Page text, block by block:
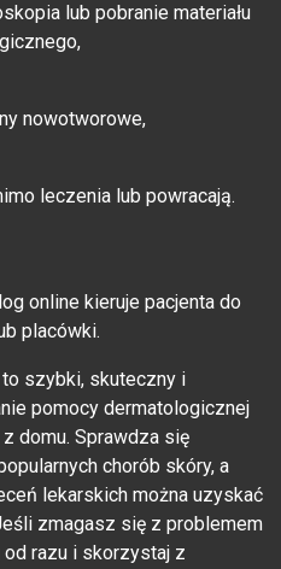
lub pobranie materiału
nowotworowe,
leczenia lub powracają.
online kieruje pacjenta do
placówki.
szybki, skuteczny i
pomocy dermatologicznej
domu. Sprawdza się
chorób skóry, a
lekarskich można uzyskać
zmagasz się z problemem
od razu i skorzystaj z